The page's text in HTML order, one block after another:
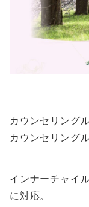
カウンセリング
カウンセリング
インナーチャイ
に対応。